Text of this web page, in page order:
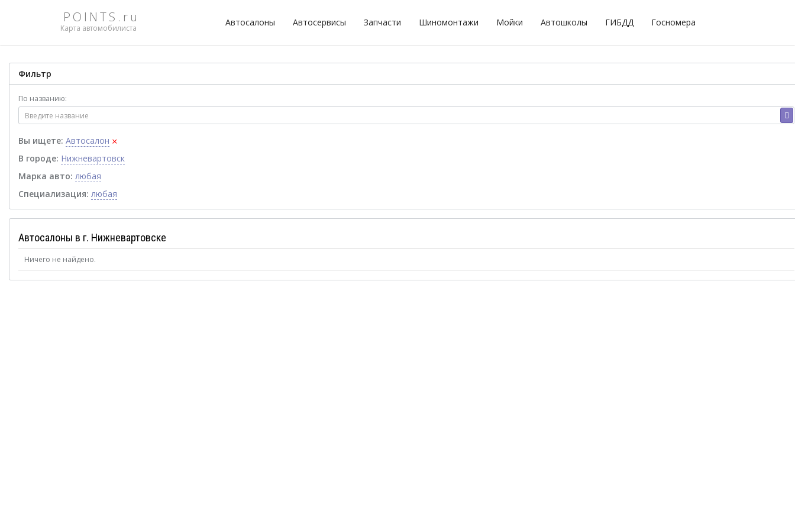
POINTS.ru
Карта автомобилиста
Автосалоны Автосервисы Запчасти Шиномонтажи Мойки Автошколы ГИБДД Госномера
Фильтр
По названию:
Вы ищете: Автосалон ×
В городе: Нижневартовск
Марка авто: любая
Специализация: любая
Автосалоны в г. Нижневартовске
Ничего не найдено.